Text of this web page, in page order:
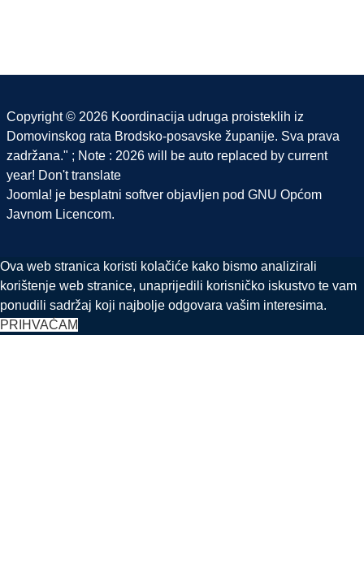
Copyright © 2026 Koordinacija udruga proisteklih iz
Domovinskog rata Brodsko-posavske županije. Sva prava
zadržana." ; Note : 2026 will be auto replaced by current
year! Don't translate
Joomla! je besplatni softver objavljen pod GNU Općom
Javnom Licencom.
Ova web stranica koristi kolačiće kako bismo analizirali
korištenje web stranice, unaprijedili korisničko iskustvo te vam
ponudili sadržaj koji najbolje odgovara vašim interesima.
PRIHVAĆAM